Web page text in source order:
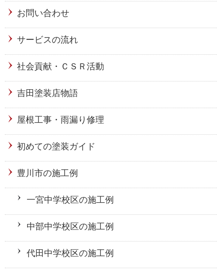
お問い合わせ
サービスの流れ
社会貢献・ＣＳＲ活動
吉田塗装店物語
屋根工事・雨漏り修理
初めての塗装ガイド
豊川市の施工例
一宮中学校区の施工例
中部中学校区の施工例
代田中学校区の施工例